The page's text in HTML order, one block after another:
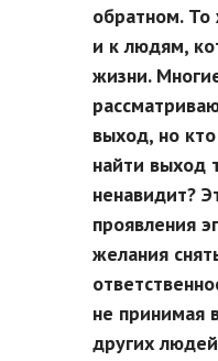
обратном. То
и к людям,
жизни.
выход, но
найти выход
ненавидит?
проявления
желания
не принимая
других